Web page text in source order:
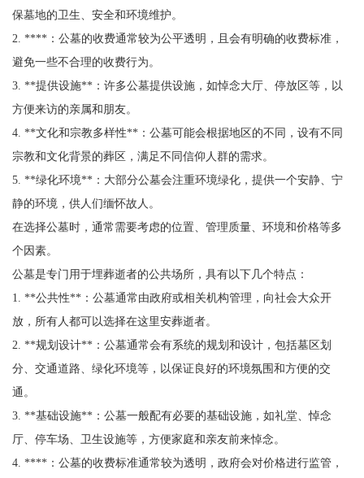
保墓地的卫生、安全和环境维护。
2. ****：公墓的收费通常较为公平透明，且会有明确的收费标准，
避免一些不合理的收费行为。
3. **提供设施**：许多公墓提供设施，如悼念大厅、停放区等，以
方便来访的亲属和朋友。
4. **文化和宗教多样性**：公墓可能会根据地区的不同，设有不同
宗教和文化背景的葬区，满足不同信仰人群的需求。
5. **绿化环境**：大部分公墓会注重环境绿化，提供一个安静、宁
静的环境，供人们缅怀故人。
在选择公墓时，通常需要考虑的位置、管理质量、环境和价格等多
个因素。
公墓是专门用于埋葬逝者的公共场所，具有以下几个特点：
1. **公共性**：公墓通常由政府或相关机构管理，向社会大众开
放，所有人都可以选择在这里安葬逝者。
2. **规划设计**：公墓通常会有系统的规划和设计，包括墓区划
分、交通道路、绿化环境等，以保证良好的环境氛围和方便的交
通。
3. **基础设施**：公墓一般配有必要的基础设施，如礼堂、悼念
厅、停车场、卫生设施等，方便家庭和亲友前来悼念。
4. ****：公墓的收费标准通常较为透明，政府会对价格进行监管，